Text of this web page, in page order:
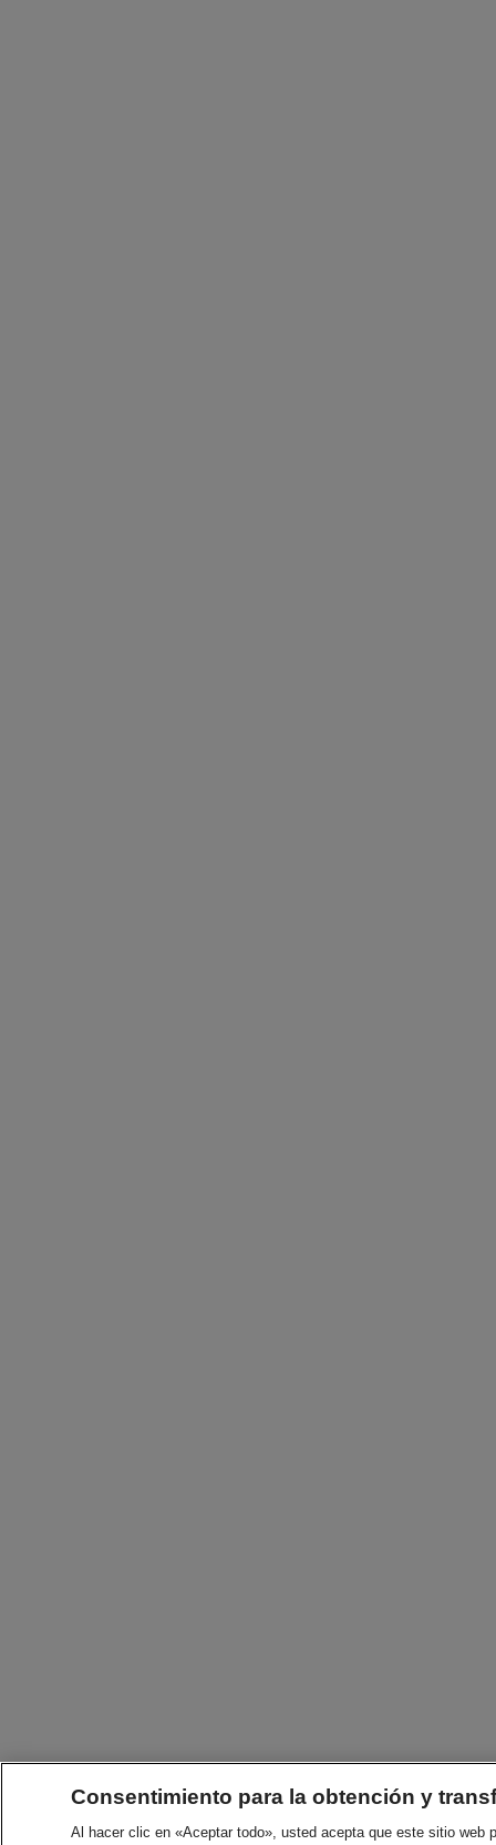
Consentimiento para la obtención y
Al hacer clic en «Aceptar todo», usted acepta que este sitio